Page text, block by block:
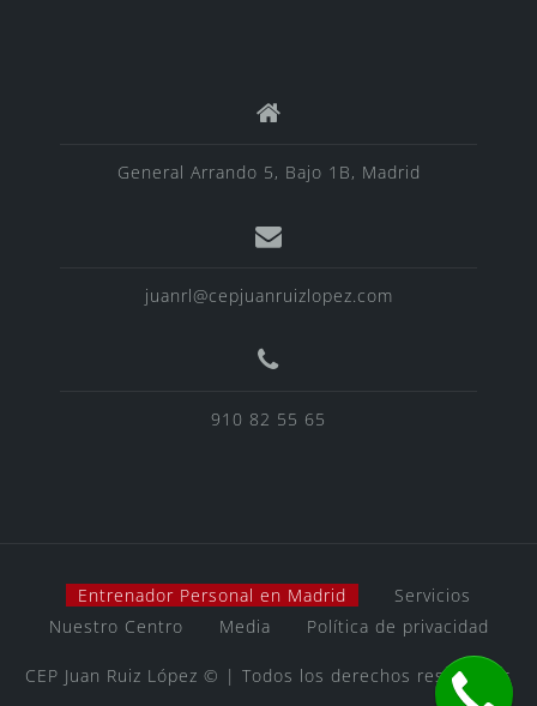
General Arrando 5, Bajo 1B, Madrid
juanrl@cepjuanruizlopez.com
910 82 55 65
Entrenador Personal en Madrid
Servicios
Nuestro Centro
Media Política de privacidad
CEP Juan Ruiz López © | Todos los derechos reservados